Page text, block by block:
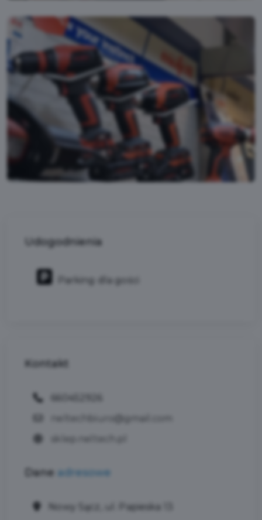
Udogodnienia
Parking dla gości
Kontakt
Dane adresowe
Nowy Sącz, ul. Papieska 13